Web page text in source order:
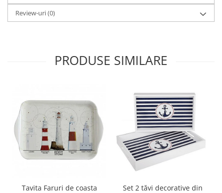
Review-uri(0)
PRODUSE SIMILARE
Tavita Faruri de coasta
Set 2 tăvi decorative din